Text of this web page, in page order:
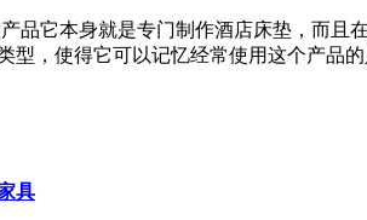
品它本身就是专门制作酒店床垫，而且
型，使得它可以记忆经常使用这个产品
具